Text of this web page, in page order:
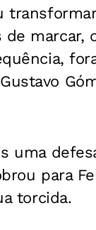
marcar,
uma
para
torcida.